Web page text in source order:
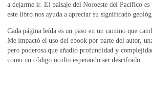
a dejarme ir. El paisaje del Noroeste del Pacífico
este libro nos ayuda a apreciar su significado
Cada página leída es un paso en un camino que
Me impactó el uso del ebook por parte del autor,
pero poderosa que añadió profundidad y
como un código oculto esperando ser descifrado.